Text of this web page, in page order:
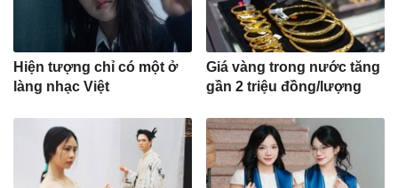
Hiện tượng chỉ có một ở
làng nhạc Việt
Giá vàng trong nước tăng
gần 2 triệu đồng/lượng